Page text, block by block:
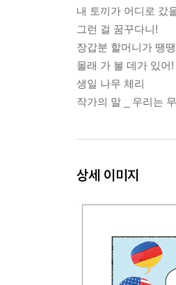
내 토끼가 어디로 갔
그런 걸 꿈꾸다니!
장갑분 할머니가 땡
몰래 가 볼 데가 있어!
생일 나무 체리
작가의 말 _ 우리는
상세 이미지